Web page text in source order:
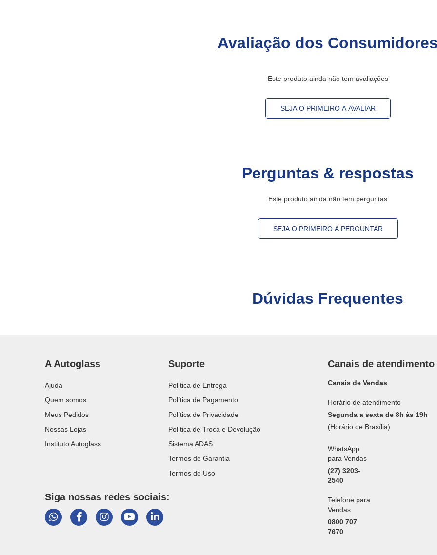
Avaliação dos Consumidores
Este produto ainda não tem avaliações
SEJA O PRIMEIRO A AVALIAR
Perguntas & respostas
Este produto ainda não tem perguntas
SEJA O PRIMEIRO A PERGUNTAR
Dúvidas Frequentes
Canais de atendimento
WhatsApp
para Vendas
(27) 3203-
2540
Telefone para
Vendas
0800 707
7670
Canais de Vendas
Horário de atendimento
Segunda a sexta de 8h às 19h
(Horário de Brasília)
A Autoglass
Ajuda
Quem somos
Meus Pedidos
Nossas Lojas
Instituto Autoglass
Siga nossas redes sociais:
Suporte
Política de Entrega
Política de Pagamento
Política de Privacidade
Política de Troca e Devolução
Sistema ADAS
Termos de Garantia
Termos de Uso